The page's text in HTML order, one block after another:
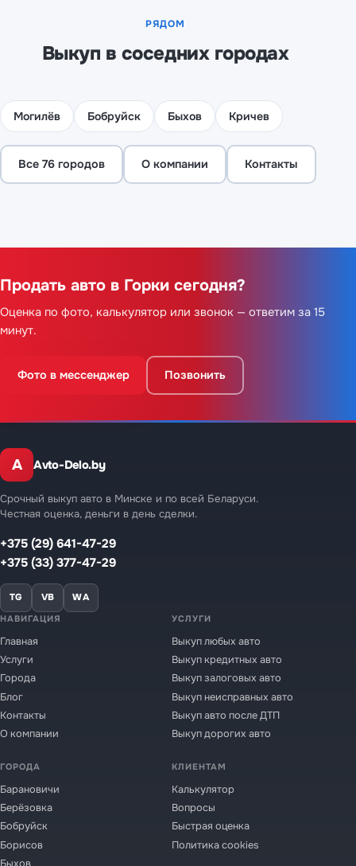
РЯДОМ
Выкуп в соседних городах
Могилёв Бобруйск Быхов Кричев
Все 76 городов О компании Контакты
Продать авто в Горки сегодня?
Оценка по фото, калькулятор или звонок — ответим за 15
минут.
Фото в мессенджер Позвонить
A Avto-Delo.by
Срочный выкуп авто в Минске и по всей Беларуси.
Честная оценка, деньги в день сделки.
+375 (29) 641-47-29
+375 (33) 377-47-29
TG VB WA
НАВИГАЦИЯ
Главная
Услуги
Города
Блог
Контакты
О компании
УСЛУГИ
Выкуп любых авто
Выкуп кредитных авто
Выкуп залоговых авто
Выкуп неисправных авто
Выкуп авто после ДТП
Выкуп дорогих авто
ГОРОДА
Барановичи
Берёзовка
Бобруйск
Борисов
КЛИЕНТАМ
Калькулятор
Вопросы
Быстрая оценка
Политика cookies